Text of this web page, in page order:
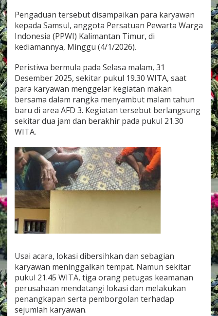
a
k
e
r
Pengaduan tersebut disampaikan para karyawan
kepada Samsul, anggota Persatuan Pewarta Warga
Indonesia (PPWI) Kalimantan Timur, di
kediamannya, Minggu (4/1/2026).
Peristiwa bermula pada Selasa malam, 31
Desember 2025, sekitar pukul 19.30 WITA, saat
para karyawan menggelar kegiatan makan
bersama dalam rangka menyambut malam tahun
baru di area AFD 3. Kegiatan tersebut berlangsung
sekitar dua jam dan berakhir pada pukul 21.30
WITA.
Usai acara, lokasi dibersihkan dan sebagian
karyawan meninggalkan tempat. Namun sekitar
pukul 21.45 WITA, tiga orang petugas keamanan
perusahaan mendatangi lokasi dan melakukan
penangkapan serta pemborgolan terhadap
sejumlah karyawan.